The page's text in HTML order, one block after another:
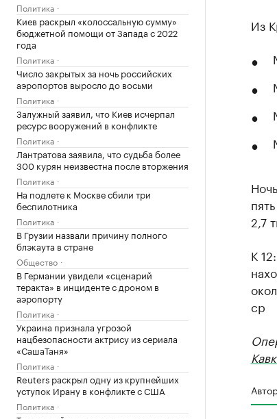
Политика
Киев раскрыл «колоссальную сумму»
бюджетной помощи от Запада с 2022
года
Политика
Число закрытых за ночь российских
аэропортов выросло до восьми
Политика
Залужный заявил, что Киев исчерпал
ресурс вооружений в конфликте
Политика
Лантратова заявила, что судьба более
300 курян неизвестна после вторжения
Политика
На подлете к Москве сбили три
беспилотника
Политика
В Грузии назвали причину полного
блэкаута в стране
Общество
В Германии увидели «сценарий
теракта» в инциденте с дроном в
аэропорту
Политика
Украина признала угрозой
нацбезопасности актрису из сериала
«СашаТаня»
Политика
Reuters раскрыл одну из крупнейших
уступок Ирану в конфликте с США
Политика
Из
2,7
К
ср